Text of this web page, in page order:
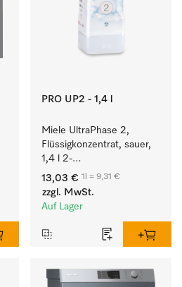
PRO UP2 - 1,4 l
Miele UltraPhase 2,
Flüssigkonzentrat, sauer,
1,4 l 2-
Komponentenwaschmittel
für Buntes, Weißes und
Feines.
13,03 € 1l = 9,31 €
zzgl. MwSt.
Auf Lager